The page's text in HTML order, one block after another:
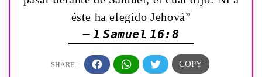
éste ha elegido Jehová”
— 1 Samuel 16:8